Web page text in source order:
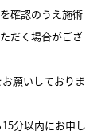
確認のうえ施術
だく場合がござ
願いしておりま
分以内にお申し